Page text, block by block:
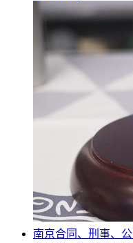
南京合同、刑事、